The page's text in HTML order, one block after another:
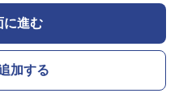
に進む
加する